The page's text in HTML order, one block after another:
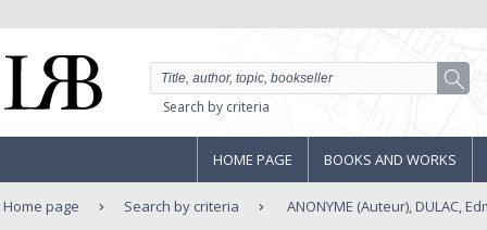
Search by criteria
HOME PAGE BOOKS AND WORKS
Home page Search by criteria ANONYME (Auteur), DULAC,